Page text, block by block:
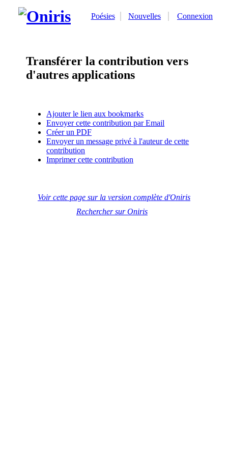
Poésies Nouvelles Connexion
Transférer la contribution vers
d'autres applications
Ajouter le lien aux bookmarks
Envoyer cette contribution par Email
Créer un PDF
Envoyer un message privé à l'auteur de cette
contribution
Imprimer cette contribution
Voir cette page sur la version complète d'Oniris
Rechercher sur Oniris